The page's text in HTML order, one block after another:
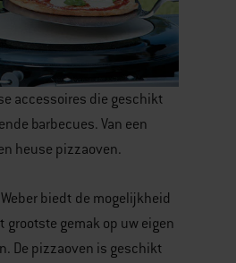
accessoires die geschikt
barbecues. Van een
heuse pizzaoven.
biedt de mogelijkheid
grootste gemak op uw eigen
De pizzaoven is geschikt